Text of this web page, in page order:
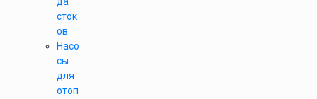
сток
ов
Насо
сы
для
отоп